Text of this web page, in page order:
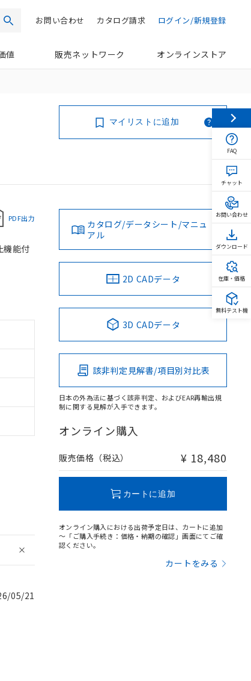
検索 ログイン/新規登録
カタログ請求
お問い合わせ
値 販売ネットワーク オンラインストア
マイリストに追加
PDF出力
機能付
05/21
カタログ/データシート/マニュ
アル
2D CADデータ
3D CADデータ
該非判定見解書/項目別対比表
日本の外為法に基づく該非判定、およびEAR再輸出規
制に関する見解が入手できます。
オンライン購入
販売価格（税込） ¥ 18,480
カートに追加
オンライン購入における出荷予定日は、カートに追加
～「ご購入手続き：価格・納期の確認」画面にてご確
認ください。
カートをみる
FAQ
チャット
お問い合わせ
ダウンロード
在庫・価格
無料テスト機